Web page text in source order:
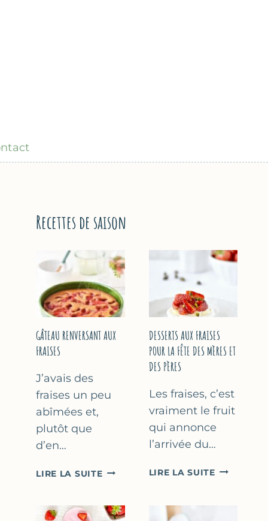
Recettes de saison
GÂTEAU RENVERSANT AUX
FRAISES
J’avais des
fraises un peu
abîmées et,
plutôt que
d’en…
LIRE LA SUITEGÂTEAU
FRAISES
DESSERTS AUX FRAISES
POUR LA FÊTE DES MÈRES ET
DES PÈRES
Les fraises, c’est
vraiment le fruit
qui annonce
l’arrivée du…
LIRE LA SUITEDESSERTS